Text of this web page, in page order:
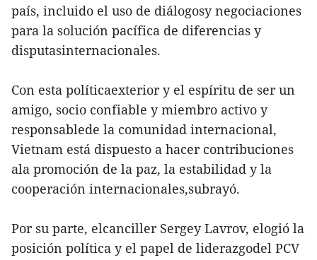
país, incluido el uso de diálogosy negociaciones
para la solución pacífica de diferencias y
disputasinternacionales.
Con esta políticaexterior y el espíritu de ser un
amigo, socio confiable y miembro activo y
responsablede la comunidad internacional,
Vietnam está dispuesto a hacer contribuciones
ala promoción de la paz, la estabilidad y la
cooperación internacionales,subrayó.
Por su parte, elcanciller Sergey Lavrov, elogió la
posición política y el papel de liderazgodel PCV